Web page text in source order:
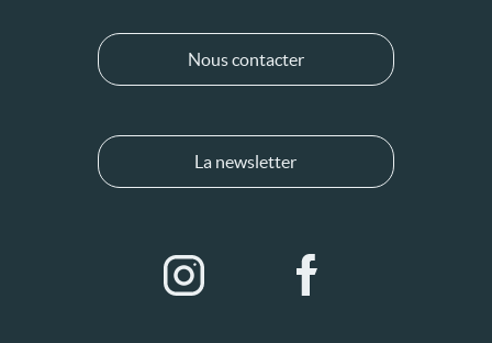
Nous contacter
La newsletter